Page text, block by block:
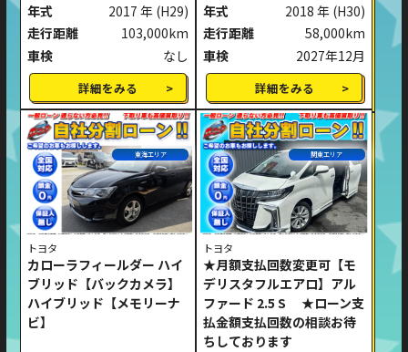
年式
2017 年 (H29)
走行距離
103,000km
車検
なし
詳細をみる
年式
2018 年 (H30)
走行距離
58,000km
車検
2027年12月
詳細をみる
東海エリア
トヨタ
カローラフィールダー ハイ
ブリッド【バックカメラ】
ハイブリッド【メモリーナ
ビ】
関東エリア
トヨタ
★月額支払回数変更可【モ
デリスタフルエアロ】アル
ファード 2.5 S ★ローン支
払金額支払回数の相談お待
ちしております